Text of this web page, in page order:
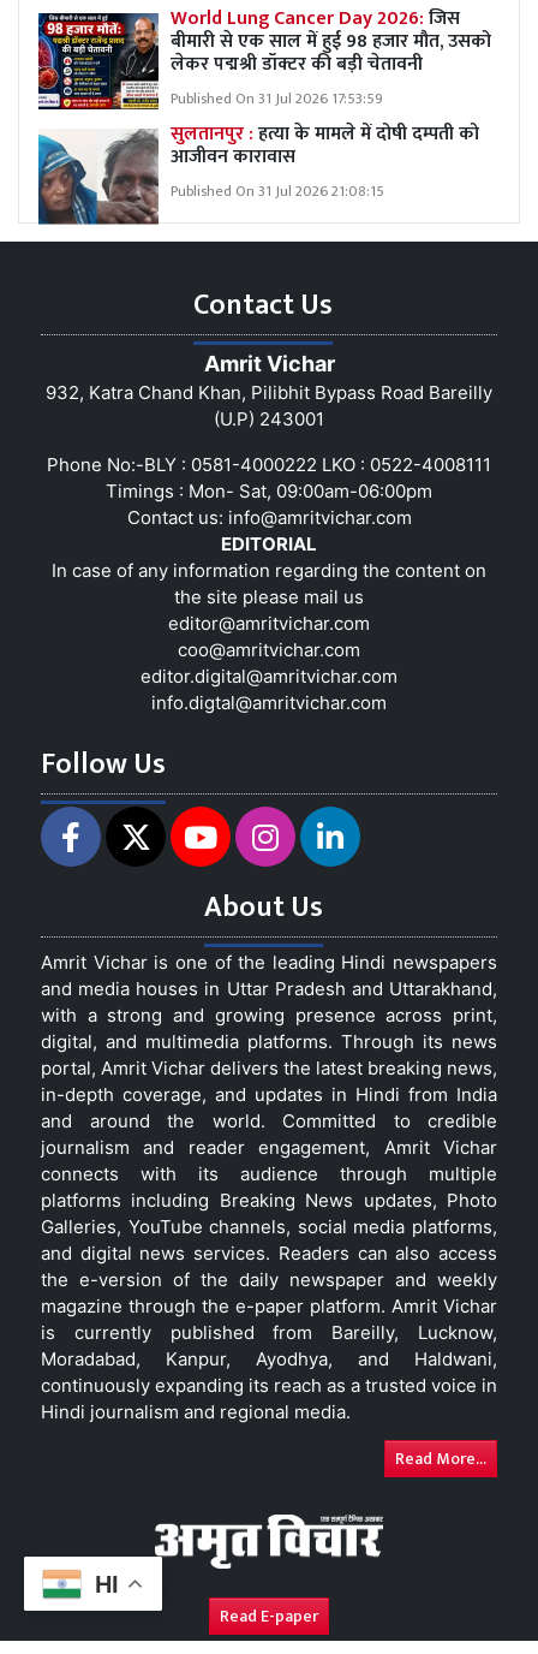
HI
World Lung Cancer Day 2026:जिस
बीमारी से एक साल में हुई 98 हजार मौत, उसको
लेकर पद्मश्री डॉक्टर की बड़ी चेतावनी
Published On 31 Jul 2026 17:53:59
सुलतानपुर :हत्या के मामले में दोषी दम्पती को
आजीवन कारावास
Published On 31 Jul 2026 21:08:15
Contact Us
Amrit Vichar
932, Katra Chand Khan, Pilibhit Bypass Road Bareilly
(U.P) 243001
Phone No:-BLY : 0581-4000222 LKO : 0522-4008111
Timings : Mon- Sat, 09:00am-06:00pm
Contact us: info@amritvichar.com
EDITORIAL
In case of any information regarding the content on
the site please mail us
editor@amritvichar.com
coo@amritvichar.com
editor.digital@amritvichar.com
info.digtal@amritvichar.com
Follow Us
About Us
Amrit Vichar is one of the leading Hindi newspapers
and media houses in Uttar Pradesh and Uttarakhand,
with a strong and growing presence across print,
digital, and multimedia platforms. Through its news
portal, Amrit Vichar delivers the latest breaking news,
in-depth coverage, and updates in Hindi from India
and around the world. Committed to credible
journalism and reader engagement, Amrit Vichar
connects with its audience through multiple
platforms including Breaking News updates, Photo
Galleries, YouTube channels, social media platforms,
and digital news services. Readers can also access
the e-version of the daily newspaper and weekly
magazine through the e-paper platform. Amrit Vichar
is currently published from Bareilly, Lucknow,
Moradabad, Kanpur, Ayodhya, and Haldwani,
continuously expanding its reach as a trusted voice in
Hindi journalism and regional media.
Read More...
Read E-paper